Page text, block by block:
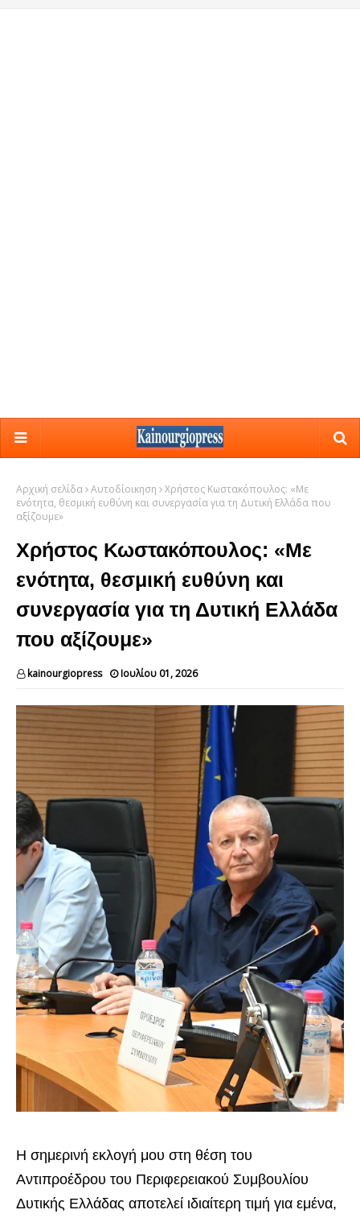
Αρχική σελίδα Αυτοδίοικηση
Χρήστος Κωστακόπουλος: «Με
ενότητα, θεσμική ευθύνη και συνεργασία για τη Δυτική Ελλάδα που
αξίζουμε»
Χρήστος Κωστακόπουλος: «Με
ενότητα, θεσμική ευθύνη και
συνεργασία για τη Δυτική Ελλάδα
που αξίζουμε»
kainourgiopress Ιουλίου 01, 2026
Η σημερινή εκλογή μου στη θέση του
Αντιπροέδρου του Περιφερειακού Συμβουλίου
Δυτικής Ελλάδας αποτελεί ιδιαίτερη τιμή για εμένα,